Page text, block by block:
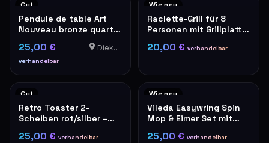
Gut
Pendule de table Art
Nouveau bronze quartz
roses décoratives
25,00 €
verhandelbar
Diekirch
Wie neu
Raclette-Grill für 8
Personen mit Grillplatte,
20,00 € verhandelbar
Gut
Retro Toaster 2-
Scheiben rot/silber –
25,00 € verhandelbar
Wie neu
Vileda Easywring Spin
Mop & Eimer Set mit
25,00 € verhandelbar